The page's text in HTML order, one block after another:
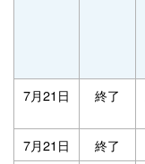
7月21日 終了
7月21日 終了